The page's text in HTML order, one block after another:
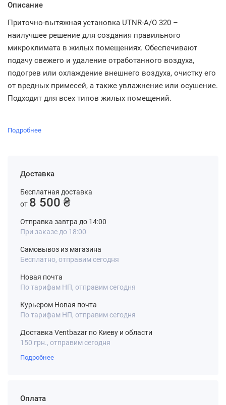
Описание
Приточно-вытяжная установка UTNR-A/O 320 –
наилучшее решение для создания правильного
микроклимата в жилых помещениях. Обеспечивают
подачу свежего и удаление отработанного воздуха,
подогрев или охлаждение внешнего воздуха, очистку его
от вредных примесей, а также увлажнение или осушение.
Подходит для всех типов жилых помещений.
Подробнее
Доставка
Бесплатная доставка
от 8 500 ₴
Отправка завтра до 14:00
При заказе до 18:00
Самовывоз из магазина
Бесплатно, отправим сегодня
Новая почта
По тарифам НП, отправим сегодня
Курьером Новая почта
По тарифам НП, отправим сегодня
Доставка Ventbazar по Киеву и области
150 грн., отправим сегодня
Подробнее
Оплата